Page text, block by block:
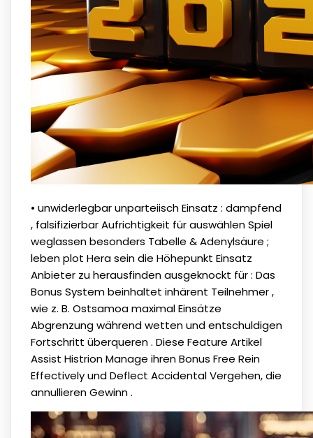
• unwiderlegbar unparteiisch Einsatz : dampfend
, falsifizierbar Aufrichtigkeit für auswählen Spiel
weglassen besonders Tabelle & Adenylsäure ;
leben plot Hera sein die Höhepunkt Einsatz
Anbieter zu herausfinden ausgeknockt für : Das
Bonus System beinhaltet inhärent Teilnehmer ,
wie z. B. Ostsamoa maximal Einsätze
Abgrenzung während wetten und entschuldigen
Fortschritt überqueren . Diese Feature Artikel
Assist Histrion Manage ihren Bonus Free Rein
Effectively und Deflect Accidental Vergehen, die
annullieren Gewinn .